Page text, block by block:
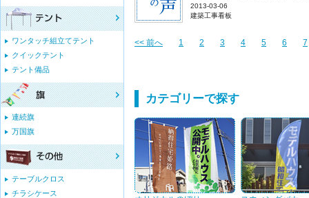
2013-03-06
建築工事看板
<< 前へ 1 2 3 4 5 6 7
カテゴリーで探す
ワンタッチ組立てテント
クイックテント
テント備品
連続旗
万国旗
テーブルクロス
チラシケース